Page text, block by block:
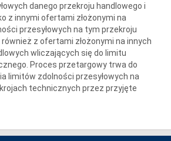
danego przekroju handlowego i
z innymi ofertami złożonymi na
przesyłowych na tym przekroju
z ofertami złożonymi na innych
wliczających się do limitu
Proces przetargowy trwa do
limitów zdolności przesyłowych na
technicznych przez przyjęte